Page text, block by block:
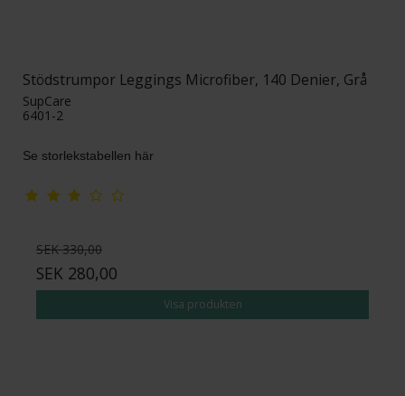
Stödstrumpor Leggings Microfiber, 140 Denier, Grå
SupCare
6401-2
Se storlekstabellen här
SEK 330,00
SEK 280,00
Visa produkten